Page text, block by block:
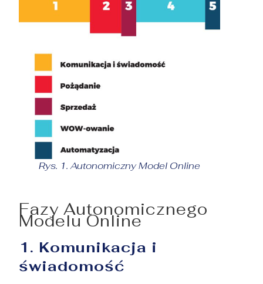
Rys. 1. Autonomiczny Model Online
Fazy Autonomicznego
Modelu Online
1. Komunikacja i
świadomość